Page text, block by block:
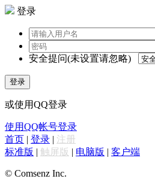
登录
安全提问(未设置请忽略)
登录
或使用QQ登录
使用QQ帐号登录
首页 | 登录 | 注册
标准版 | 触屏版 | 电脑版 | 客户端
© Comsenz Inc.